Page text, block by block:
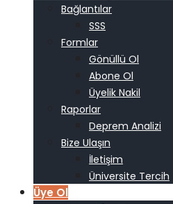
Bağlantılar
SSS
Formlar
Gönüllü Ol
Abone Ol
Üyelik Nakil
Raporlar
Deprem Analizi
Bize Ulaşın
İletişim
Üniversite Tercih
Üye Ol